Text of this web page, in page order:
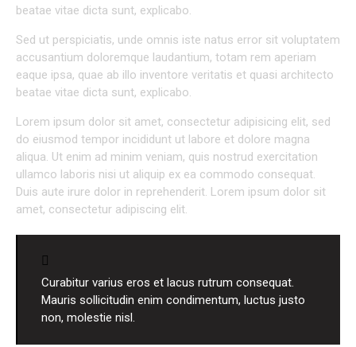
beatae vitae dicta sunt, explicabo.
Sed ut perspiciatis, unde omnis iste natus error sit voluptatem
accusantium doloremque laudantium, totam rem aperiam
eaque ipsa, quae ab illo inventore veritatis et quasi architecto
beatae vitae dicta sunt, explicabo.
Lorem ipsum dolor sit amet, consectetur adipisicing elit, sed
do eiusmod tempor incididunt ut labore et dolore magna
aliqua. Ut enim ad minim veniam, quis nostrud exercitation
ullamco laboris nisi ut aliquip ex ea commodo consequat.
Duis aute irure dolor in reprehenderit. Lorem ipsum dolor sit
amet, consectetur adipiscing elit.
Curabitur varius eros et lacus rutrum consequat.
Mauris sollicitudin enim condimentum, luctus justo
non, molestie nisl.